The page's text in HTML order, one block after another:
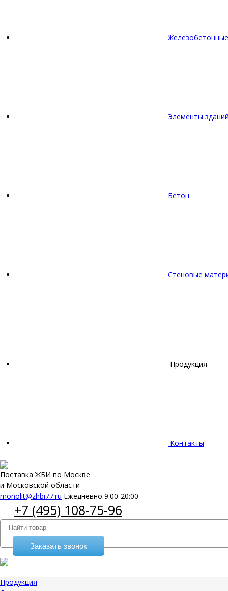
Элементы
Бетон
Стеновые
Продукция
Контакты
Поставка ЖБИ по Москве
и Московской области
monolit@zhbi77.ru Ежедневно 9:00-20:00
+7 (495) 108-75-96
Заказать звонок
Продукция